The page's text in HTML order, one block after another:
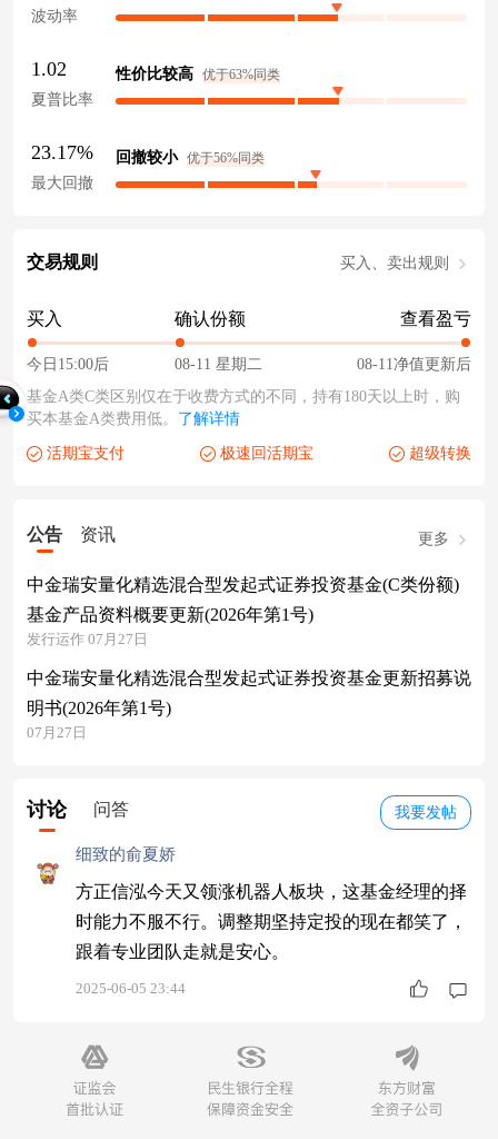
波动率
1.02
夏普比率
性价比较高 优于63%同类
23.17%
最大回撤
回撤较小 优于56%同类
交易规则 买入、卖出规则
买入
今日15:00后
确认份额
08-11 星期二
查看盈亏
08-11净值更新后
基金A类C类区别仅在于收费方式的不同，持有180天以上时，购
买本基金A类费用低。 了解详情
活期宝支付 极速回活期宝 超级转换
公告 资讯 更多
中金瑞安量化精选混合型发起式证券投资基金(C类份额)
基金产品资料概要更新(2026年第1号)
发行运作 07月27日
中金瑞安量化精选混合型发起式证券投资基金更新招募说
明书(2026年第1号)
07月27日
我要发帖
讨论 问答
细致的俞夏娇
方正信泓今天又领涨机器人板块，这基金经理的择
时能力不服不行。调整期坚持定投的现在都笑了，
跟着专业团队走就是安心。
2025-06-05 23:44